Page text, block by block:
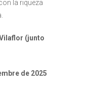
la riqueza
(junto
de 2025